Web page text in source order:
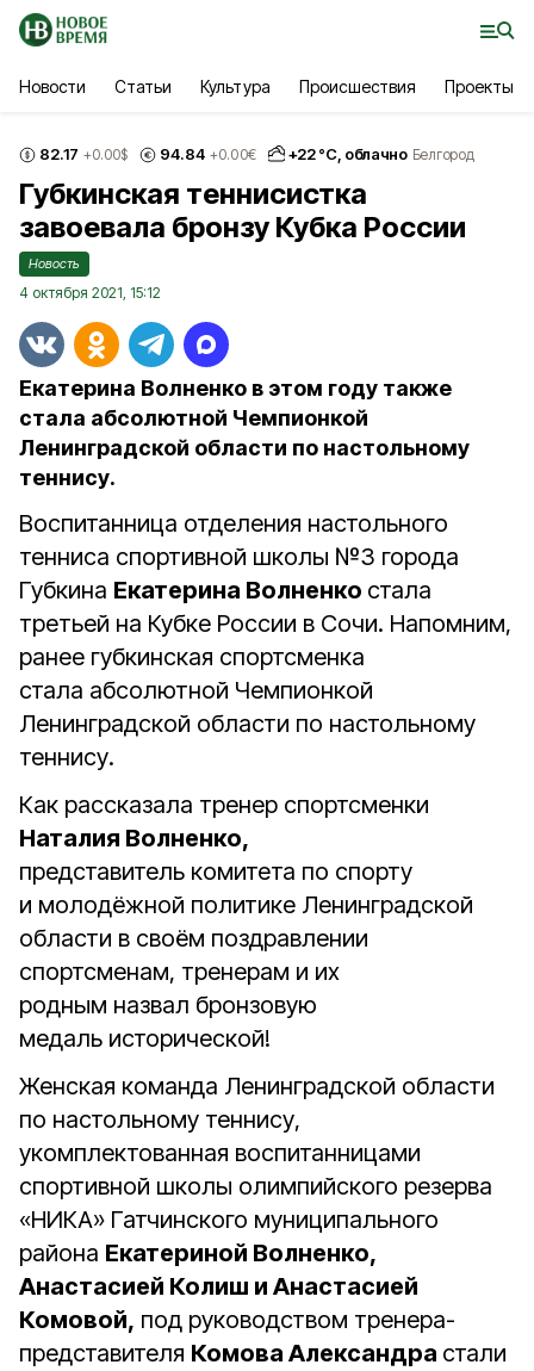
Новости Статьи Культура Происшествия Проекты
82.17 +0.00$ 94.84 +0.00€ +22°С, облачно Белгород
Губкинская теннисистка
завоевала бронзу Кубка России
Новость
4 октября 2021, 15:12
Екатерина Волненко в этом году также
стала абсолютной Чемпионкой
Ленинградской области по настольному
теннису.
Воспитанница отделения настольного
тенниса спортивной школы №3 города
Губкина Екатерина Волненко стала
третьей на Кубке России в Сочи. Напомним,
ранее губкинская спортсменка
стала абсолютной Чемпионкой
Ленинградской области по настольному
теннису.
Как рассказала тренер спортсменки
Наталия Волненко,
представитель комитета по спорту
и молодёжной политике Ленинградской
области в своём поздравлении
спортсменам, тренерам и их
родным назвал бронзовую
медаль исторической!
Женская команда Ленинградской области
по настольному теннису,
укомплектованная воспитанницами
спортивной школы олимпийского резерва
«НИКА» Гатчинского муниципального
района Екатериной Волненко,
Анастасией Колиш и Анастасией
Комовой, под руководством тренера-
представителя Комова Александра стали